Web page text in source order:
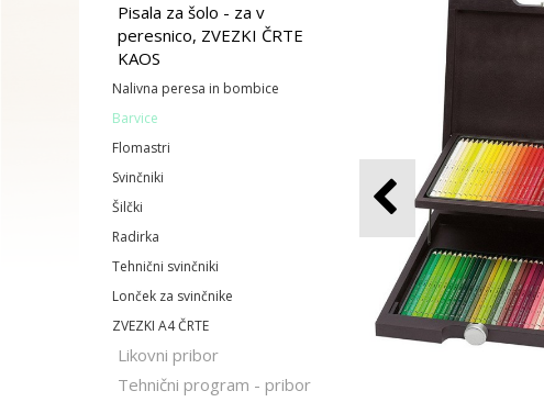
Pisala za šolo - za v
peresnico, ZVEZKI ČRTE
KAOS
Nalivna peresa in bombice
Barvice
Flomastri
Svinčniki
Šilčki
Radirka
Tehnični svinčniki
Lonček za svinčnike
ZVEZKI A4 ČRTE
Likovni pribor
Tehnični program - pribor